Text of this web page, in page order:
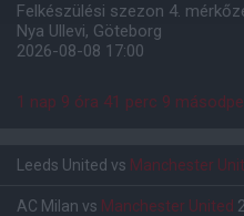
Felkészülési szezon 4.
Nya Ullevi, Göteborg
2026-08-08 17:00
1 nap 9 óra 41 perc 8
Leeds United vs Manchester
AC Milan vs Manchester United